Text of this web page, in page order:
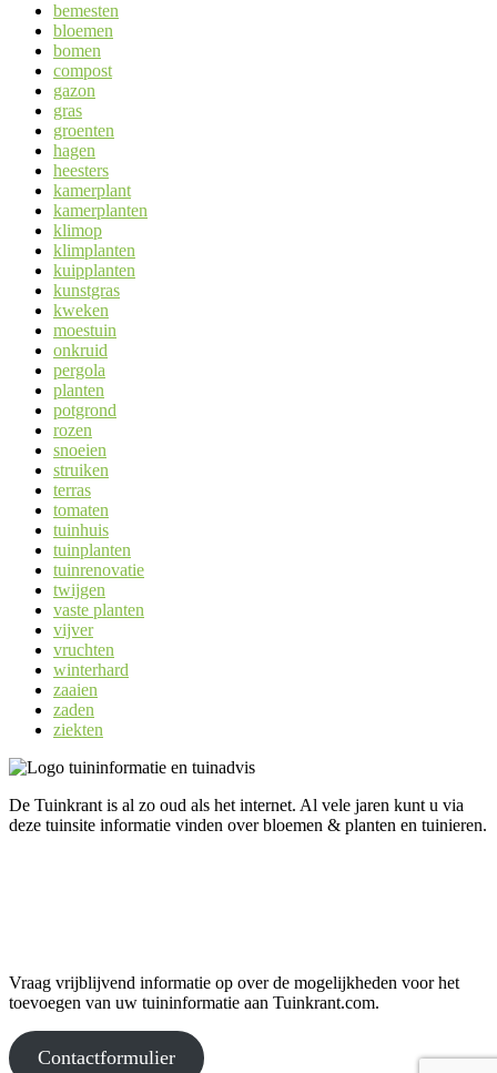
bemesten
bloemen
bomen
compost
gazon
gras
groenten
hagen
heesters
kamerplant
kamerplanten
klimop
klimplanten
kuipplanten
kunstgras
kweken
moestuin
onkruid
pergola
planten
potgrond
rozen
snoeien
struiken
terras
tomaten
tuinhuis
tuinplanten
tuinrenovatie
twijgen
vaste planten
vijver
vruchten
winterhard
zaaien
zaden
ziekten
De Tuinkrant is al zo oud als het internet. Al vele jaren kunt u via
deze tuinsite informatie vinden over bloemen & planten en tuinieren.
Vraag vrijblijvend informatie op over de mogelijkheden voor het
toevoegen van uw tuininformatie aan Tuinkrant.com.
Contactformulier